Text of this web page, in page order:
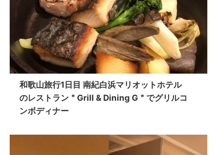
和歌山旅行1日目 南紀白浜マリオットホテル
のレストラン＂Grill & Dining G＂でグリルコ
ンボディナー